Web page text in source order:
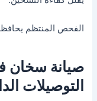
الفحص المنتظم
صيانة سخان
التوصيلات